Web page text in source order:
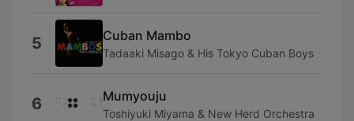
5 Cuban Mambo
Tadaaki Misago & His Tokyo Cuban Boys
6 Mumyouju
Toshiyuki Miyama & New Herd Orchestra